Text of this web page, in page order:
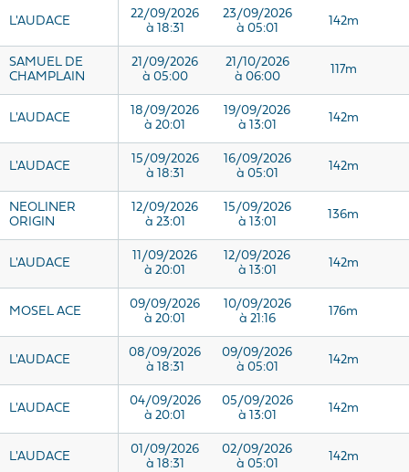
L'AUDACE
22/09/2026
à 18:31
23/09/2026
à 05:01
142m
SAMUEL DE
CHAMPLAIN
21/09/2026
à 05:00
21/10/2026
à 06:00
117m
L'AUDACE
18/09/2026
à 20:01
19/09/2026
à 13:01
142m
L'AUDACE
15/09/2026
à 18:31
16/09/2026
à 05:01
142m
NEOLINER
ORIGIN
12/09/2026
à 23:01
15/09/2026
à 13:01
136m
L'AUDACE
11/09/2026
à 20:01
12/09/2026
à 13:01
142m
MOSEL ACE
09/09/2026
à 20:01
10/09/2026
à 21:16
176m
L'AUDACE
08/09/2026
à 18:31
09/09/2026
à 05:01
142m
L'AUDACE
04/09/2026
à 20:01
05/09/2026
à 13:01
142m
L'AUDACE
01/09/2026
à 18:31
02/09/2026
à 05:01
142m